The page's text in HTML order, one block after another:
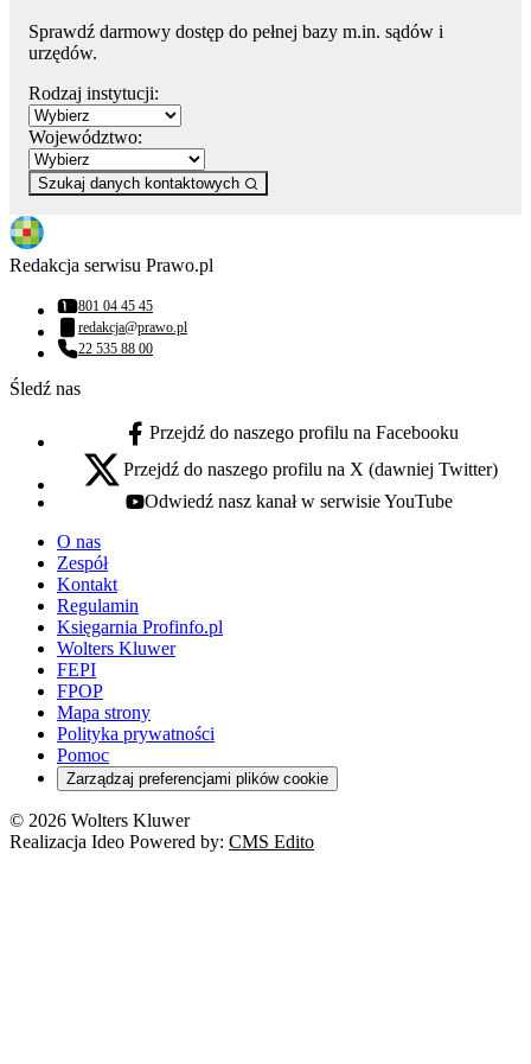
Sprawdź darmowy dostęp do pełnej bazy m.in. sądów i
urzędów.
Rodzaj instytucji:
Województwo:
Szukaj danych kontaktowych
Redakcja serwisu Prawo.pl
Numer telefonu:
801 04 45 45
Adres email:
redakcja@prawo.pl
Numer telefonu:
22 535 88 00
Śledź nas
facebook - otwiera się w nowej karcie
Przejdź do naszego profilu na Facebooku
x - otwiera się w nowej karcie
Przejdź do naszego profilu na X (dawniej Twitter)
youtube - otwiera się w nowej karcie
Odwiedź nasz kanał w serwisie YouTube
O nas
Zespół
Kontakt
Regulamin
Księgarnia Profinfo.pl
Wolters Kluwer
FEPI
FPOP
Mapa strony
Polityka prywatności
Pomoc
Zarządzaj preferencjami plików cookie
© 2026 Wolters Kluwer
Realizacja Ideo Powered by: CMS Edito